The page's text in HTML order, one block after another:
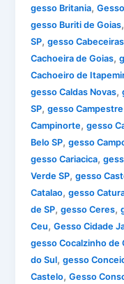
gesso Britania,
gesso Buriti de Goias
SP,gesso Cabeceiras
Cachoeira de Goias,
Cachoeiro de
gesso Caldas Novas,
SP,gesso
Campinorte,gesso
Belo SP,gesso
gesso Cariacica,
Verde SP,gesso
Catalao,gesso
de SP,gesso Ceres,
Ceu,Gesso Cidade
gesso Cocalzinho de
do Sul,gesso
Castelo,Gesso